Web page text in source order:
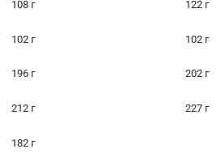
108 г 122 г
102 г 102 г
196 г 202 г
212 г 227 г
182 г